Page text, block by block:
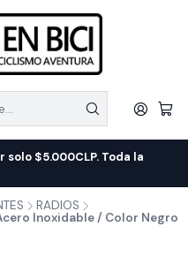
solo $5.000CLP. Toda la
RADIOS
Inoxidable / Color Negro